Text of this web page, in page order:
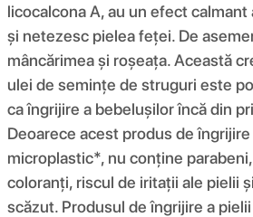
licocalcona A, au un efect
și netezesc pielea feței. De
mâncărimea și roșeața. Această
ulei de semințe de struguri este
ca îngrijire a bebelușilor încă din
Deoarece acest produs de îngrijire
microplastic*, nu conține
coloranți, riscul de iritații ale pielii
scăzut. Produsul de îngrijire a